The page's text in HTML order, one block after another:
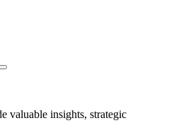
valuable insights, strategic